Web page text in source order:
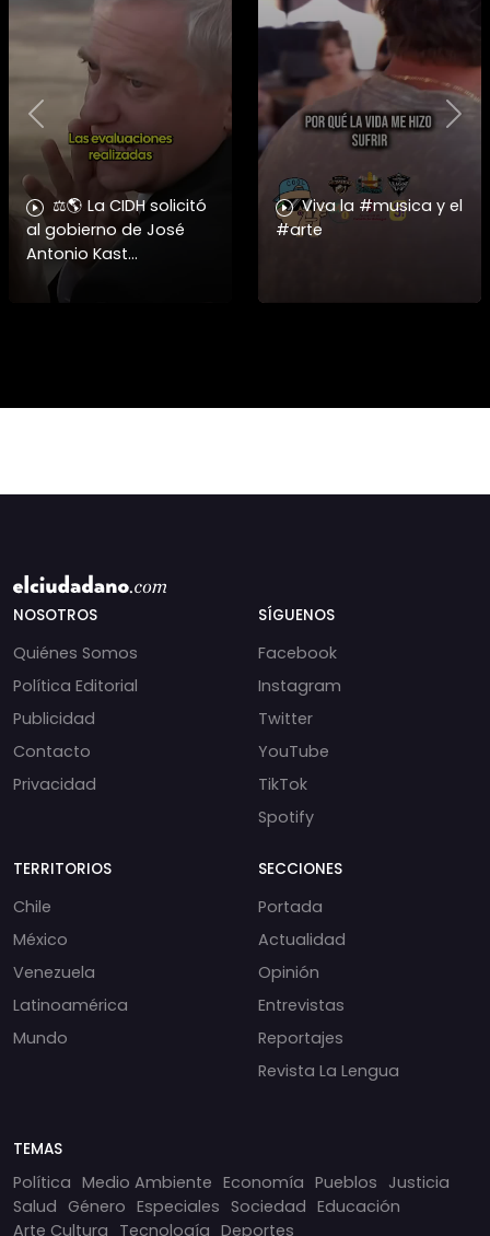
⚖️🌎 La CIDH solicitó
al gobierno de José
Antonio Kast
información detallada
sobre cambios
Viva la #musica y el
#arte
Previous
NOSOTROS
Quiénes Somos
Política Editorial
Publicidad
Contacto
Privacidad
SÍGUENOS
Facebook
Instagram
Twitter
YouTube
TikTok
Spotify
TERRITORIOS
Chile
México
Venezuela
Latinoamérica
Mundo
SECCIONES
Portada
Actualidad
Opinión
Entrevistas
Reportajes
Revista La Lengua
TEMAS
Política Medio Ambiente Economía Pueblos Justicia
Salud Género Especiales Sociedad Educación
Arte Cultura Tecnología Deportes